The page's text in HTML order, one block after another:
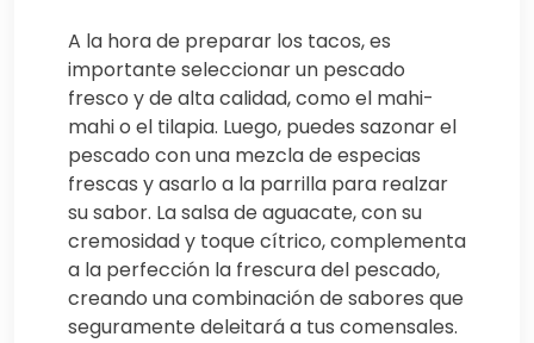
A la hora de preparar los tacos, es
importante seleccionar un pescado
fresco y de alta calidad, como el mahi-
mahi o el tilapia. Luego, puedes sazonar el
pescado con una mezcla de especias
frescas y asarlo a la parrilla para realzar
su sabor. La salsa de aguacate, con su
cremosidad y toque cítrico, complementa
a la perfección la frescura del pescado,
creando una combinación de sabores que
seguramente deleitará a tus comensales.